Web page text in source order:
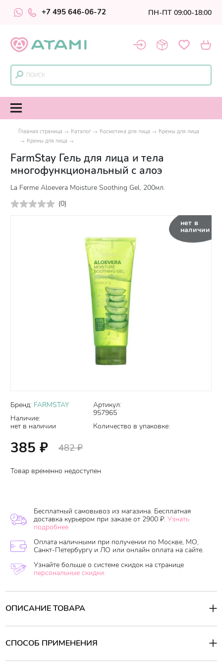
+7 495 646-06-72 ПН-ПТ 09:00-18:00
Главная страница Каталог Косметика для лица
Кремы для лица
Кремы для лица
FarmStay Гель для лица и тела
многофункциональный с алоэ
La Ferme Aloevera Moisture Soothing Gel, 200мл.
(0)
нет в
наличии
Бренд: FARMSTAY
Наличие:
нет в наличии
Артикул:
957965
Количество в упаковке:
385 ₽ 482₽
Товар временно недоступен
Бесплатный самовывоз из магазина. Бесплатная
доставка курьером при заказе от 2900 ₽. Узнать
подробнее.
Оплата наличными при получении по Москве, МО,
Санкт-Петербургу и ЛО или онлайн оплата на сайте.
Узнайте больше о системе скидок на странице
персональные скидки.
ОПИСАНИЕ ТОВАРА
Многофункциональный увлажняющий и смягчающий гель с
Gel насыщен витаминами и микроэлементами, необходимыми
для красоты и молодости кожи. Увлажняет и снимает
СПОСОБ ПРИМЕНЕНИЯ
Способ применения: